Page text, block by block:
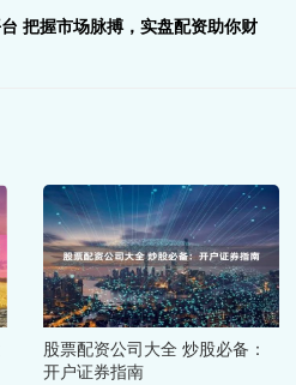
把握市场脉搏，实盘配资助你财
股票配资公司大全 炒股必备：
开户证券指南